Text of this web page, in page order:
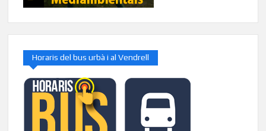
Horaris del bus urbà i al Vendrell